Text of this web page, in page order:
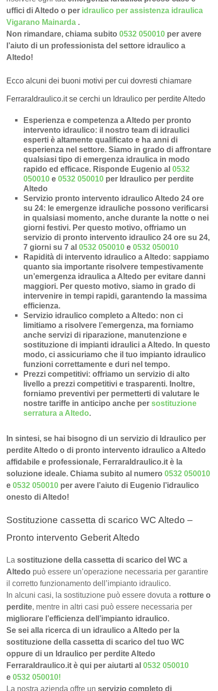
uffici di Altedo o per idraulico per assistenza idraulica
Vigarano Mainarda .
Non rimandare, chiama subito0532 050010 per avere
l’aiuto di un professionista del settore idraulico a
Altedo!
Ecco alcuni dei buoni motivi per cui dovresti chiamare
FerraraIdraulico.it se cerchi un Idraulico per perdite Altedo
Esperienza e competenza a Altedo per pronto
intervento idraulico: il nostro team di idraulici
esperti è altamente qualificato e ha anni di
esperienza nel settore. Siamo in grado di affrontare
qualsiasi tipo di emergenza idraulica in modo
rapido ed efficace. Risponde Eugenio al0532
050010 e0532 050010 per Idraulico per perdite
Altedo
Servizio pronto intervento idraulico Altedo 24 ore
su 24: le emergenze idrauliche possono verificarsi
in qualsiasi momento, anche durante la notte o nei
giorni festivi. Per questo motivo, offriamo un
servizio di pronto intervento idraulico 24 ore su 24,
7 giorni su 7 al0532 050010 e0532 050010
Rapidità di intervento idraulico a Altedo: sappiamo
quanto sia importante risolvere tempestivamente
un’emergenza idraulica a Altedo per evitare danni
maggiori. Per questo motivo, siamo in grado di
intervenire intempi rapidi, garantendo la massima
efficienza.
Servizio idraulico completo a Altedo: non ci
limitiamo a risolvere l’emergenza, ma forniamo
ancheservizi di riparazione, manutenzione e
sostituzione di impianti idraulici a Altedo. In questo
modo, ci assicuriamo che il tuo impianto idraulico
funzioni correttamente e duri nel tempo.
Prezzi competitivi: offriamo unservizio di alto
livello a prezzi competitivi e trasparenti. Inoltre,
forniamo preventivi per permetterti di valutare le
nostre tariffe in anticipo anche persostituzione
serratura a Altedo.
In sintesi, se hai bisogno di un servizio di Idraulico per
perdite Altedo o di pronto intervento idraulico a Altedo
affidabile e professionale, FerraraIdraulico.it è la
soluzione ideale. Chiama subito al numero0532 050010
e0532 050010 per avere l’aiuto di Eugenio l’idraulico
onesto di Altedo!
Sostituzione cassetta di scarico WC Altedo –
Pronto intervento Geberit Altedo
Lasostituzione della cassetta di scarico del WC a
Altedo può essere un’operazione necessaria per garantire
il corretto funzionamento dell’impianto idraulico.
In alcuni casi, la sostituzione può essere dovuta a rotture o
perdite, mentre in altri casi può essere necessaria per
migliorare l’efficienza dell’impianto idraulico.
Se sei alla ricerca di un idraulico a Altedo per la
sostituzione della cassetta di scarico del tuo WC
oppure di un Idraulico per perdite Altedo
FerraraIdraulico.it è qui per aiutarti al0532 050010
e0532 050010!
La nostra azienda offre unservizio completo di